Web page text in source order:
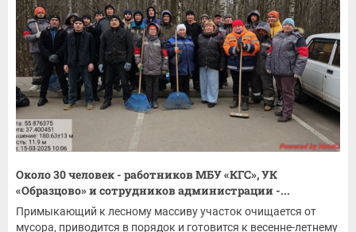
Около 30 человек - работников МБУ «КГС», УК
«Образцово» и сотрудников администрации -...
Примыкающий к лесному массиву участок очищается от
мусора, приводится в порядок и готовится к весенне-летнему